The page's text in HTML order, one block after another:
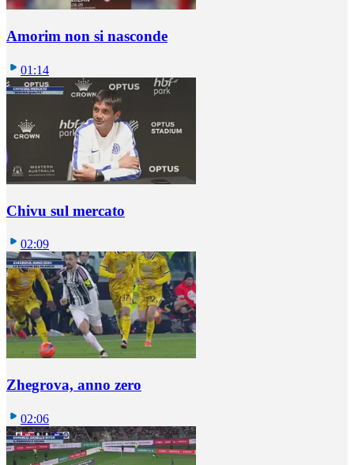
Amorim non si nasconde
01:14
Chivu sul mercato
02:09
Zhegrova, anno zero
02:06